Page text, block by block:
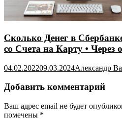
Сколько Денег в
со Счета на Карту • Через
04.02.202209.03.2024Александр
Добавить комментарий
Ваш адрес email не будет
помечены *